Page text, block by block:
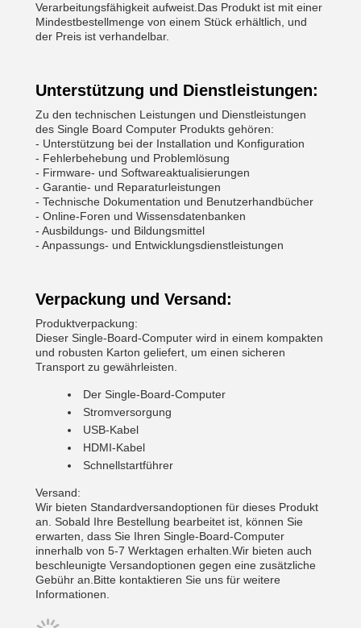
Verarbeitungsfähigkeit aufweist.Das Produkt ist mit einer
Mindestbestellmenge von einem Stück erhältlich, und
der Preis ist verhandelbar.
Unterstützung und Dienstleistungen:
Zu den technischen Leistungen und Dienstleistungen
des Single Board Computer Produkts gehören:
- Unterstützung bei der Installation und Konfiguration
- Fehlerbehebung und Problemlösung
- Firmware- und Softwareaktualisierungen
- Garantie- und Reparaturleistungen
- Technische Dokumentation und Benutzerhandbücher
- Online-Foren und Wissensdatenbanken
- Ausbildungs- und Bildungsmittel
- Anpassungs- und Entwicklungsdienstleistungen
Verpackung und Versand:
Produktverpackung:
Dieser Single-Board-Computer wird in einem kompakten
und robusten Karton geliefert, um einen sicheren
Transport zu gewährleisten.
Der Single-Board-Computer
Stromversorgung
USB-Kabel
HDMI-Kabel
Schnellstartführer
Versand:
Wir bieten Standardversandoptionen für dieses Produkt
an. Sobald Ihre Bestellung bearbeitet ist, können Sie
erwarten, dass Sie Ihren Single-Board-Computer
innerhalb von 5-7 Werktagen erhalten.Wir bieten auch
beschleunigte Versandoptionen gegen eine zusätzliche
Gebühr an.Bitte kontaktieren Sie uns für weitere
Informationen.